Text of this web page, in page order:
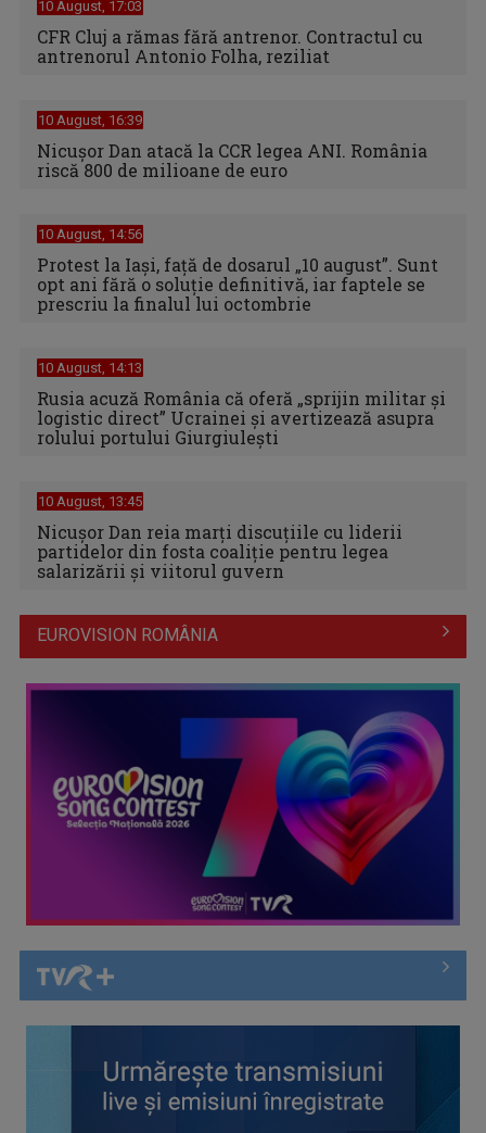
10 August, 17:03
CFR Cluj a rămas fără antrenor. Contractul cu
antrenorul Antonio Folha, reziliat
10 August, 16:39
Nicuşor Dan atacă la CCR legea ANI. România
riscă 800 de milioane de euro
10 August, 14:56
Protest la Iași, față de dosarul „10 august”. Sunt
opt ani fără o soluție definitivă, iar faptele se
prescriu la finalul lui octombrie
10 August, 14:13
Rusia acuză România că oferă „sprijin militar și
logistic direct” Ucrainei și avertizează asupra
rolului portului Giurgiulești
10 August, 13:45
Nicușor Dan reia marți discuțiile cu liderii
partidelor din fosta coaliție pentru legea
salarizării și viitorul guvern
EUROVISION ROMÂNIA